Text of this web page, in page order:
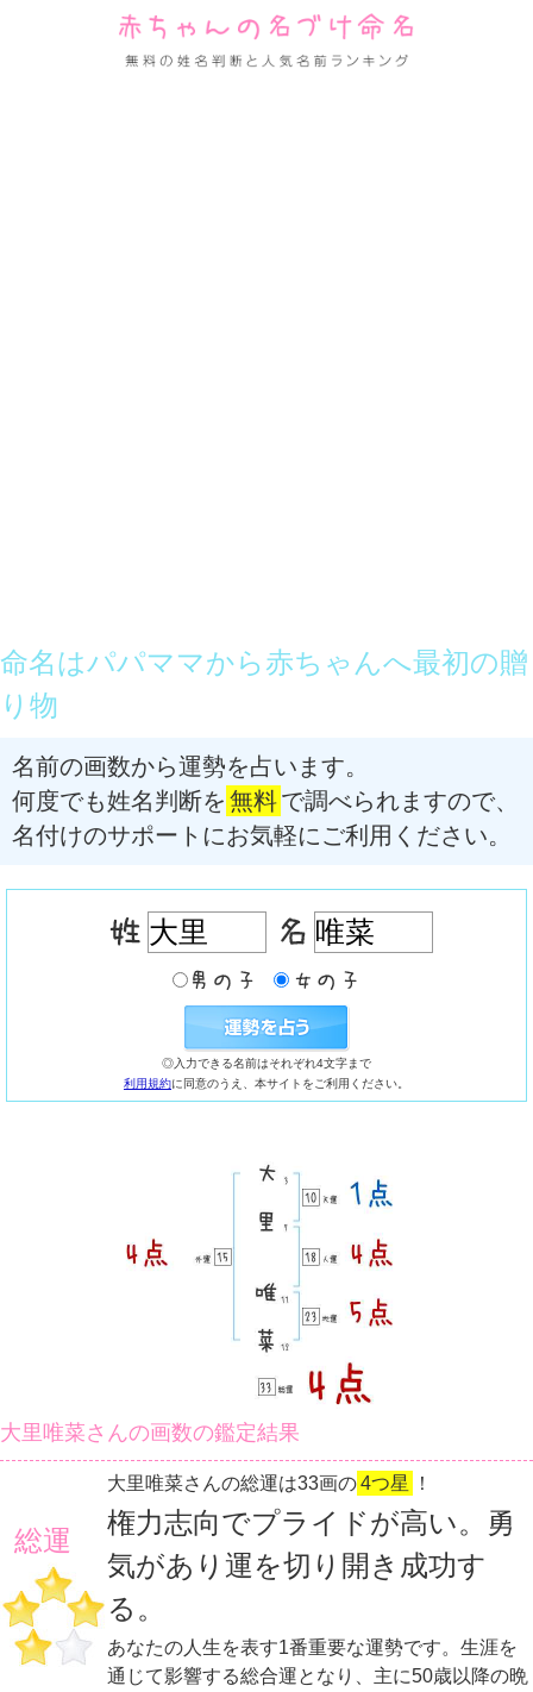
命名はパパママから赤ちゃんへ最初の贈
り物
名前の画数から運勢を占います。
何度でも姓名判断を 無料で調べられますので、
名付けのサポートにお気軽にご利用ください。
◎入力できる名前はそれぞれ4文字まで
利用規約に同意のうえ、本サイトをご利用ください。
大里唯菜さんの画数の鑑定結果
総運
大里唯菜さんの総運は33画の4つ星 ！
権力志向でプライドが高い。勇
気があり運を切り開き成功す
る。
あなたの人生を表す1番重要な運勢です。生涯を
通じて影響する総合運となり、主に50歳以降の晩